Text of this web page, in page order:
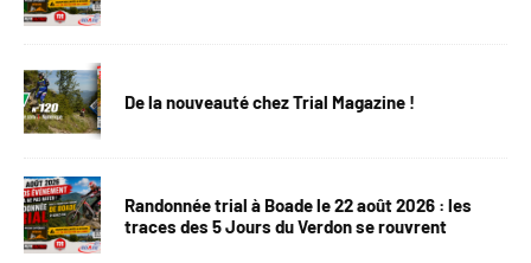
De la nouveauté chez Trial Magazine !
Randonnée trial à Boade le 22 août 2026 : les
traces des 5 Jours du Verdon se rouvrent